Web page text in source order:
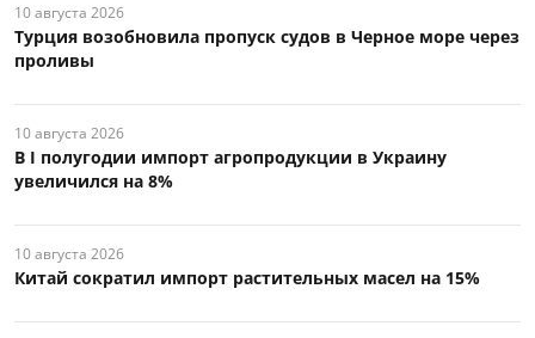
10 августа 2026
Турция возобновила пропуск судов в Черное море через
проливы
10 августа 2026
В I полугодии импорт агропродукции в Украину
увеличился на 8%
10 августа 2026
Китай сократил импорт растительных масел на 15%